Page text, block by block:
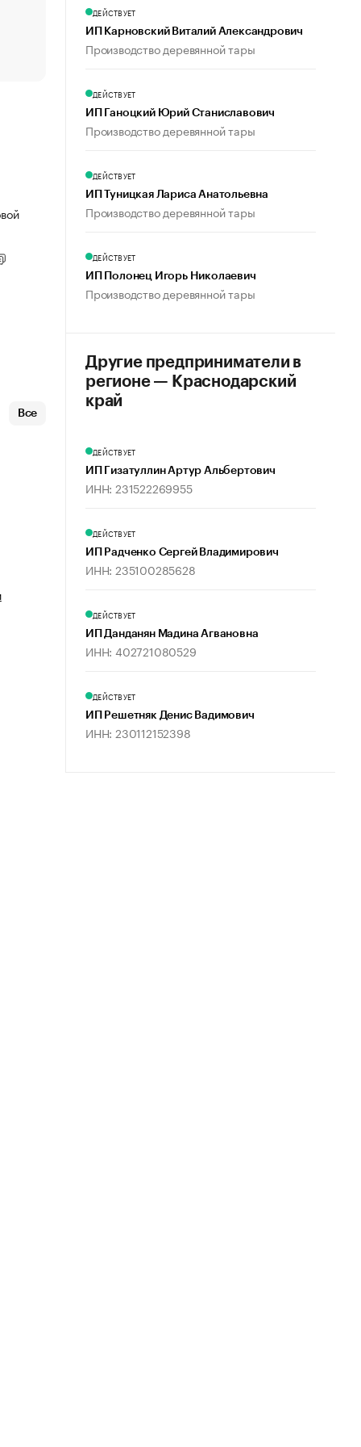
Что обвинения против Павла Дурова значат для
пользователей
Все
ДЕЙСТВУЕТ
ИП Карновский Виталий Александрович
Производство деревянной тары
ДЕЙСТВУЕТ
ИП Ганоцкий Юрий Станиславович
Производство деревянной тары
ДЕЙСТВУЕТ
ИП Туницкая Лариса Анатольевна
Производство деревянной тары
ДЕЙСТВУЕТ
ИП Полонец Игорь Николаевич
Производство деревянной тары
Другие предприниматели в
регионе — Краснодарский
край
ДЕЙСТВУЕТ
ИП Гизатуллин Артур Альбертович
ИНН: 231522269955
ДЕЙСТВУЕТ
ИП Радченко Сергей Владимирович
ИНН: 235100285628
ДЕЙСТВУЕТ
ИП Данданян Мадина Агвановна
ИНН: 402721080529
ДЕЙСТВУЕТ
ИП Решетняк Денис Вадимович
ИНН: 230112152398